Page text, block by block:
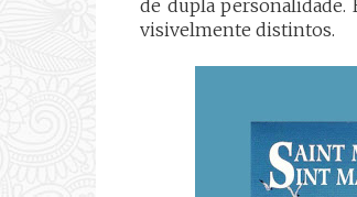
de dupla personalidade.
visivelmente distintos.